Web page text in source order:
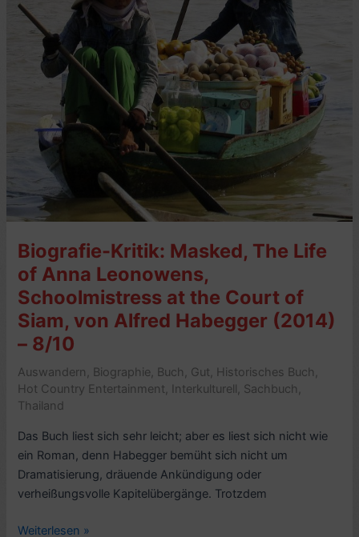
Wood
(Cicerone-
Verlag)
Biografie-Kritik: Masked, The Life
of Anna Leonowens,
Schoolmistress at the Court of
Siam, von Alfred Habegger (2014)
– 8/10
Auswandern , Biographie, Buch , Gut, Historisches Buch ,
Hot Country Entertainment, Interkulturell , Sachbuch ,
Thailand
Das Buch liest sich sehr leicht; aber es liest sich nicht wie
ein Roman, denn Habegger bemüht sich nicht um
Dramatisierung, dräuende Ankündigung oder
verheißungsvolle Kapitelübergänge. Trotzdem
Biografie-
Weiterlesen »